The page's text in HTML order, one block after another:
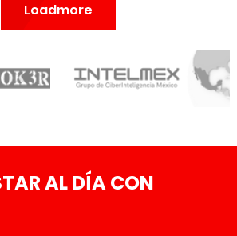
Loadmore
AL DÍA CON